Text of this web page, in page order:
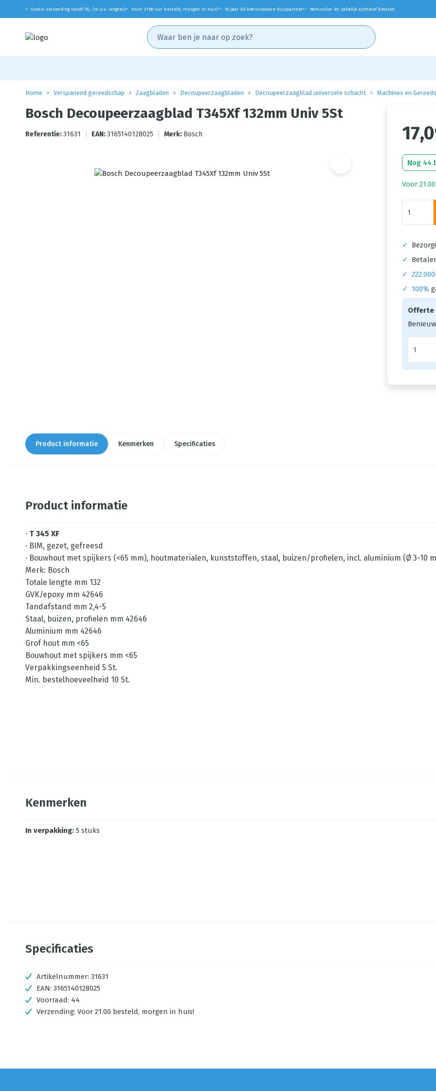
✓ Gratis verzending vanaf 75,- (m.u.v. lengtes)✓ Voor 21:00 uur besteld, morgen in huis*✓ 10 jaar dé betrouwbare kluspartner! ✓ Particulier én zakelijk achteraf betalen
Home Verspanend gereedschap Zaagbladen Decoupeerzaagbladen Decoupeerzaagblad universele schacht Machines en
Bosch Decoupeerzaagblad T345Xf 132mm Univ 5St
Referentie:31631 EAN:3165140128025 Merk: Bosch
Nog 44
Voor
✓
✓
✓
✓
100%
Offerte
Product informatie Kenmerken Specificaties
Product informatie
· T 345 XF
· BIM, gezet, gefreesd
· Bouwhout met spijkers (<65 mm), houtmaterialen, kunststoffen, staal, buizen/profielen, incl. aluminium (Ø 3-10
Merk: Bosch
Totale lengte mm 132
GVK/epoxy mm 42646
Tandafstand mm 2,4-5
Staal, buizen, profielen mm 42646
Aluminium mm 42646
Grof hout mm <65
Bouwhout met spijkers mm <65
Verpakkingseenheid 5 St.
Min. bestelhoeveelheid 10 St.
Kenmerken
In verpakking: 5 stuks
Specificaties
Artikelnummer: 31631
EAN: 3165140128025
Voorraad: 44
Verzending: Voor 21.00 besteld, morgen in huis!